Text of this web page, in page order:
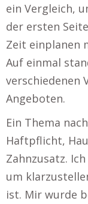
ein Vergleich,
der ersten
Zeit einplanen
Auf einmal
verschiedenen
Angeboten.
Ein Thema
Haftpflicht,
Zahnzusatz.
um
ist. Mir wurde